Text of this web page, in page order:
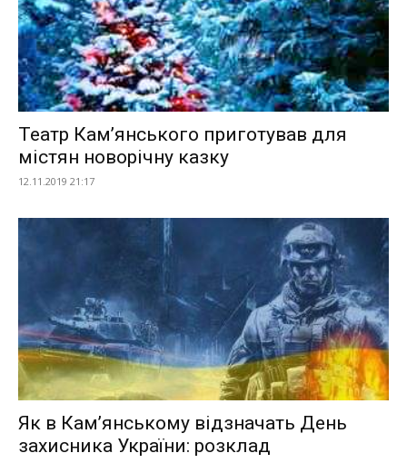
Театр Кам’янського приготував для
містян новорічну казку
12.11.2019 21:17
Як в Кам’янському відзначать День
захисника України: розклад